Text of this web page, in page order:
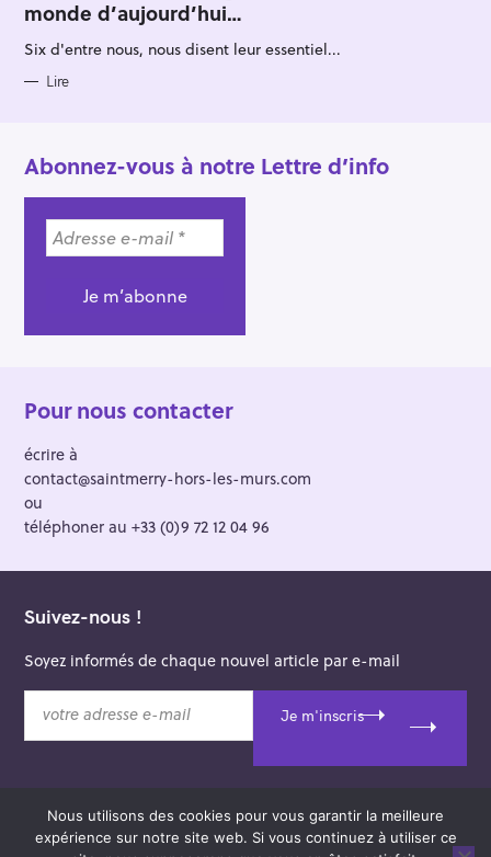
G
O
R
I
S
monde d’aujourd’hui…
Six d'entre nous, nous disent leur essentiel...
Lire
Abonnez-vous à notre Lettre d’info
Pour nous contacter
écrire à
contact@saintmerry-hors-les-murs.com
ou
téléphoner au +33 (0)9 72 12 04 96
Suivez-nous !
Soyez informés de chaque nouvel article par e-mail
t
Je m'inscris
© 2026 Saint-Merry Hors-les-Murs.
Nous utilisons des cookies pour vous garantir la meilleure
expérience sur notre site web. Si vous continuez à utiliser ce